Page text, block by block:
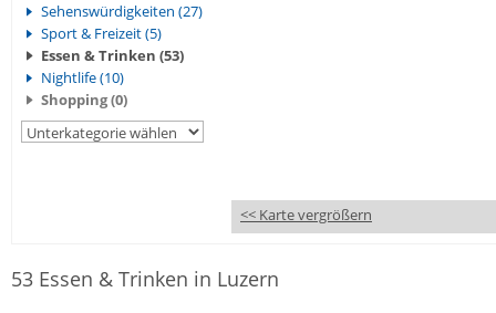
Sehenswürdigkeiten (27)
Sport & Freizeit (5)
Essen & Trinken (53)
Nightlife (10)
Shopping (0)
<< Karte vergrößern
53 Essen & Trinken in Luzern